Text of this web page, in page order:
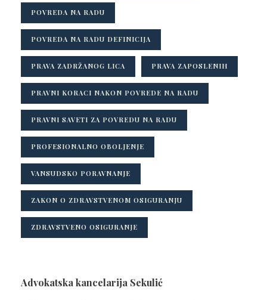
POVREDA NA RADU
POVREDA NA RADU DEFINICIJA
PRAVA ZADRŽANOG LICA PRAVA ZAPOSLENIH
PRAVNI KORACI NAKON POVREDE NA RADU
PRAVNI SAVETI ZA POVREDU NA RADU
PROFESIONALNO OBOLJENJE
VANSUDSKO PORAVNANJE
ZAKON O ZDRAVSTVENOM OSIGURANJU
ZDRAVSTVENO OSIGURANJE
Advokatska kancelarija Sekulić